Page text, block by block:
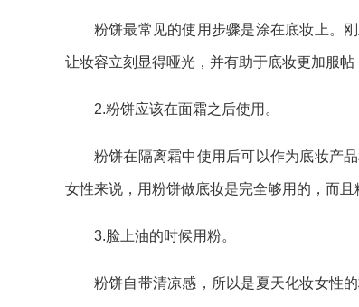
粉饼最常见的使用步骤是涂在底妆上。
让妆容立刻显得哑光，并有助于底妆更加服帖
2.粉饼应该在面霜之后使用。
粉饼在隔离霜中使用后可以作为底妆产
女性来说，用粉饼做底妆是完全够用的，而
3.脸上油的时候用粉。
粉饼自带清凉感，所以是夏天化妆女性